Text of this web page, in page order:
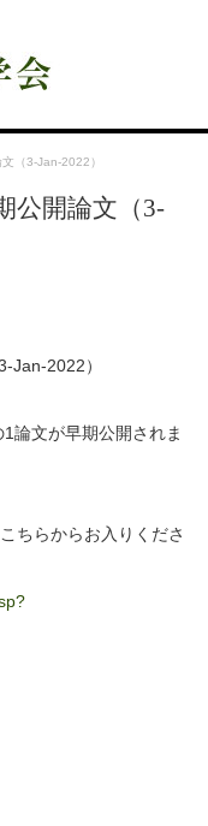
（3-Jan-2022）
公開論文（3-
Jan-2022）
論文が早期公開されま
ちらからお入りくださ